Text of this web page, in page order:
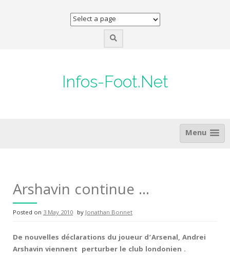
Infos-Foot.Net
Menu
Arshavin continue …
Posted on 3 May 2010 byJonathan Bonnet
De nouvelles déclarations du joueur d’Arsenal, Andrei
Arshavin viennent perturber le club londonien .